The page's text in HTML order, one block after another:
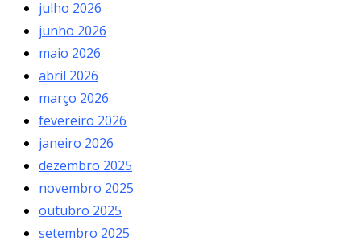
julho 2026
junho 2026
maio 2026
abril 2026
março 2026
fevereiro 2026
janeiro 2026
dezembro 2025
novembro 2025
outubro 2025
setembro 2025